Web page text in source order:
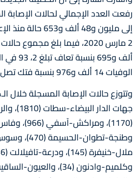
رفعت العدد الإجمالي لحالات الإصابة
إلى مليون و48 ألف
ألف و695
الوفيات 14 ألف و976 بنسبة فتك تصل إلى 4، 1 في المائة
جهات